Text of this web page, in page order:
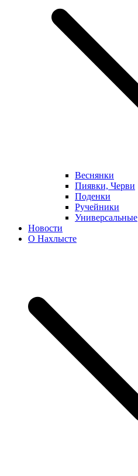
Веснянки
Пиявки, Черви
Поденки
Ручейники
Универсальные
Новости
О Нахлысте